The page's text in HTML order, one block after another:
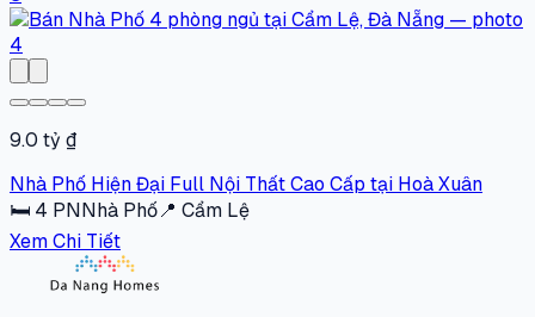
9.0 tỷ ₫
Nhà Phố Hiện Đại Full Nội Thất Cao Cấp tại Hoà Xuân
🛏 4 PNNhà Phố📍 Cẩm Lệ
Xem Chi Tiết